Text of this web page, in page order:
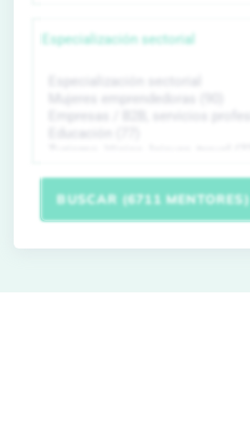
Especialización sectorial
BUSCAR (6711 MENTORES)